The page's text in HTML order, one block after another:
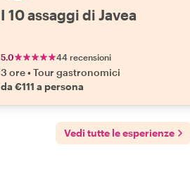
I 10 assaggi di Javea
5.0 44 recensioni
3 ore•Tour gastronomici
da €111 a persona
Vedi tutte le esperienze